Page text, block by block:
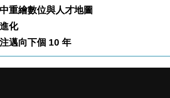
星」為指引 在市場波動中重繪數位與人才地圖
再進化
路，專注邁向下個 10 年